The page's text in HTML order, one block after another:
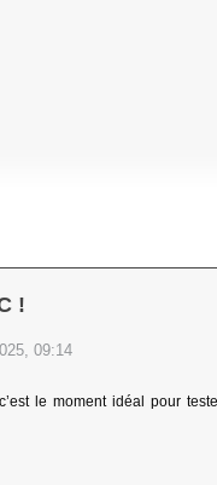
!
09:14
le moment idéal pour